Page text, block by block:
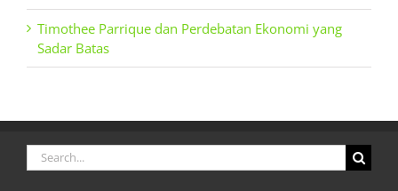
Timothee Parrique dan Perdebatan Ekonomi yang
Sadar Batas
Search
for: